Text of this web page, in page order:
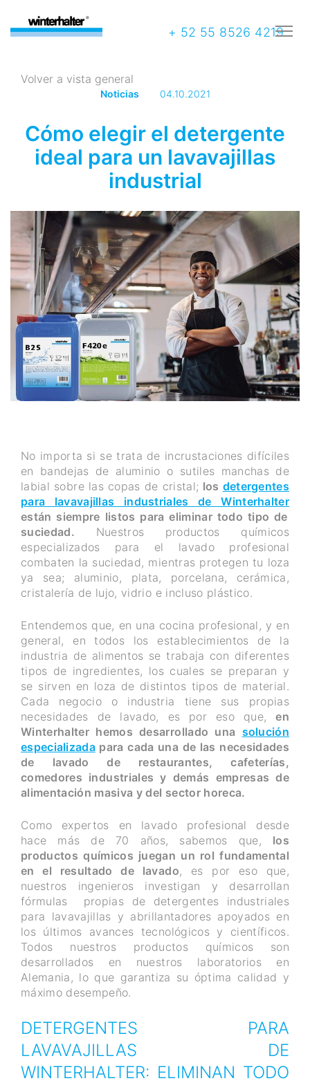
+ 52 55 8526 4219
Volver a vista general
Noticias 04.10.2021
Cómo elegir el detergente
ideal para un lavavajillas
industrial
No importa si se trata de incrustaciones difíciles
en bandejas de aluminio o sutiles manchas de
labial sobre las copas de cristal; los detergentes
para lavavajillas industriales de Winterhalter
están siempre listos para eliminar todo tipo de
suciedad. Nuestros productos químicos
especializados para el lavado profesional
combaten la suciedad, mientras protegen tu loza
ya sea; aluminio, plata, porcelana, cerámica,
cristalería de lujo, vidrio e incluso plástico.
Entendemos que, en una cocina profesional, y en
general, en todos los establecimientos de la
industria de alimentos se trabaja con diferentes
tipos de ingredientes, los cuales se preparan y
se sirven en loza de distintos tipos de material.
Cada negocio o industria tiene sus propias
necesidades de lavado, es por eso que,en
Winterhalter hemos desarrollado una solución
especializadapara cada una de las necesidades
de lavado de restaurantes, cafeterías,
comedores industriales y demás empresas de
alimentación masiva y del sector horeca.
Como expertos en lavado profesional desde
hace más de 70 años, sabemos que, los
productos químicos juegan un rol fundamental
en el resultado de lavado, es por eso que,
nuestros ingenieros investigan y desarrollan
fórmulas propias de detergentes industriales
para lavavajillas y abrillantadores apoyados en
los últimos avances tecnológicos y científicos.
Todos nuestros productos químicos son
desarrollados en nuestros laboratorios en
Alemania, lo que garantiza su óptima calidad y
máximo desempeño.
DETERGENTES PARA
LAVAVAJILLAS DE
WINTERHALTER: ELIMINAN TODO